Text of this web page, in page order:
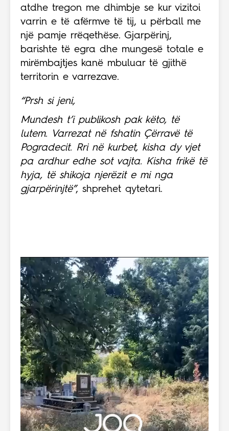
atdhe tregon me dhimbje se kur vizitoi
varrin e të afërmve të tij, u përball me
një pamje rrëqethëse. Gjarpërinj,
barishte të egra dhe mungesë totale e
mirëmbajtjes kanë mbuluar të gjithë
territorin e varrezave.
“Prsh si jeni,
Mundesh t’i publikosh pak këto, të
lutem. Varrezat në fshatin Çërravë të
Pogradecit. Rri në kurbet, kisha dy vjet
pa ardhur edhe sot vajta. Kisha frikë të
hyja, të shikoja njerëzit e mi nga
gjarpërinjtë”, shprehet qytetari.